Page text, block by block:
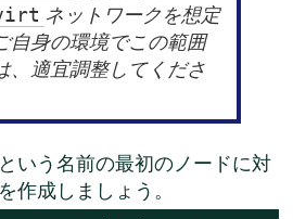
ネットワークを想定
自身の環境でこの範囲
、適宜調整してくださ
という名前の最初のノードに対
作成しましょう。